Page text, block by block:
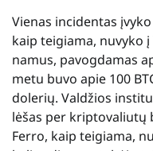
Vienas incidentas
kaip teigiama, nuvyko
namus, pavogdamas
metu buvo apie 100
dolerių. Valdžios
lėšas per kriptovaliutų
Ferro, kaip teigiama,